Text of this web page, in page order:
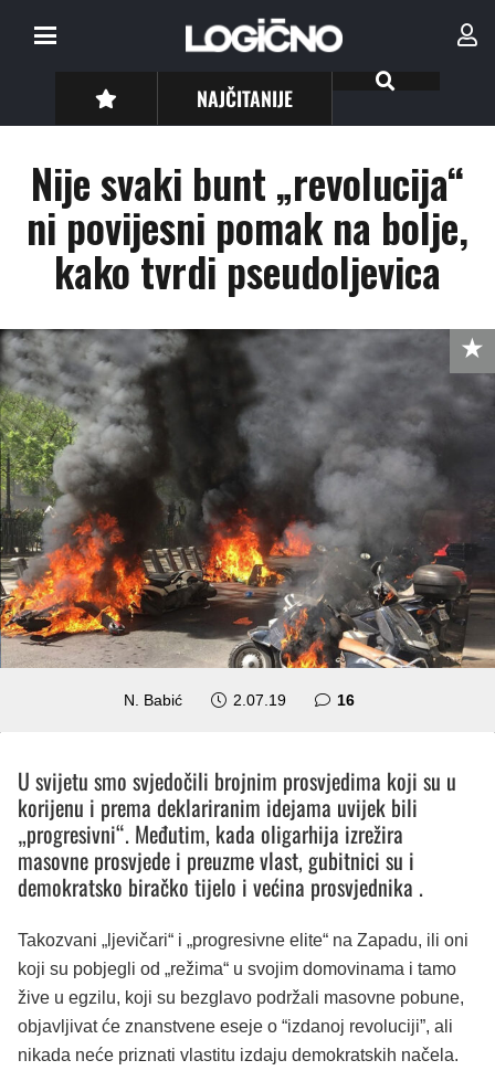
NAJČITANIJE
Nije svaki bunt „revolucija“
ni povijesni pomak na bolje,
kako tvrdi pseudoljevica
N. Babić 2.07.19 16komentara
U svijetu smo svjedočili brojnim prosvjedima koji su u
korijenu i prema deklariranim idejama uvijek bili
„progresivni“. Međutim, kada oligarhija izrežira
masovne prosvjede i preuzme vlast, gubitnici su i
demokratsko biračko tijelo i većina prosvjednika .
Takozvani „ljevičari“ i „progresivne elite“ na Zapadu, ili oni
koji su pobjegli od „režima“ u svojim domovinama i tamo
žive u egzilu, koji su bezglavo podržali masovne pobune,
objavljivat će znanstvene eseje o “izdanoj revoluciji”, ali
nikada neće priznati vlastitu izdaju demokratskih načela.